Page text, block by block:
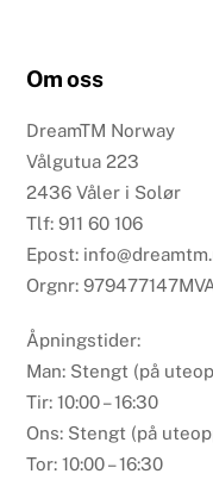
Om oss
DreamTM Norway
Vålgutua 223
2436 Våler i Solør
Tlf: 911 60 106
Epost:
Orgnr:
Åpningstider:
Man: Stengt (på
Tir: 10:00 – 16:30
Ons: Stengt (på
Tor: 10:00 – 16:30